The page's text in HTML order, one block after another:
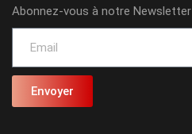
Abonnez-vous à notre Newsletter
Envoyer